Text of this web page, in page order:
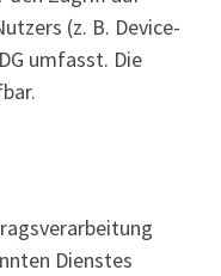
(z. B. Device-
umfasst. Die
Dienstes